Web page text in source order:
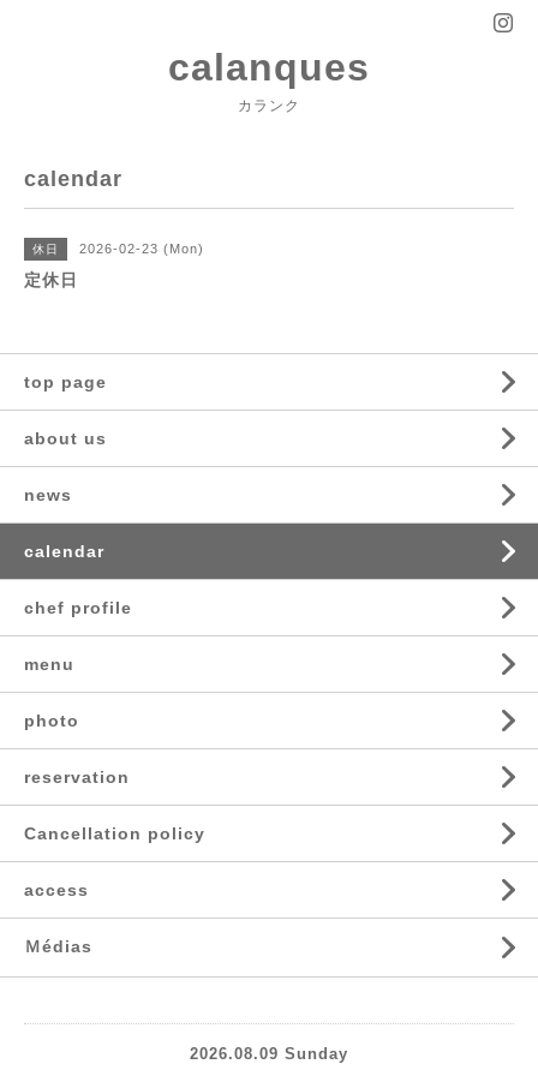
calanques
カランク
calendar
休日 2026-02-23 (Mon)
定休日
top page
about us
news
calendar
chef profile
menu
photo
reservation
Cancellation policy
access
Ｍédias
2026.08.09 Sunday